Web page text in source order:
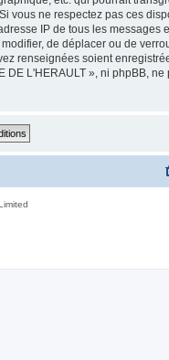
vous ne respectez pas ces
IP de tous les
de déplacer ou de
renseignées soient
L'HERAULT », ni phpBB,